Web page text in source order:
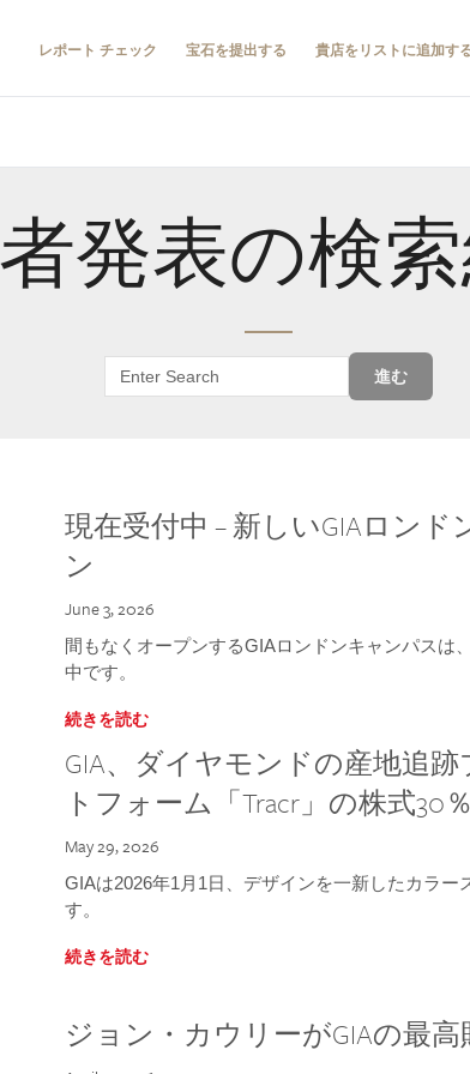
レポート チェック 宝石を提出する 貴店をリストに追加す
発表の検
進む
現在受付中 – 新しいGIAロン
ン
June 3, 2026
間もなくオープンするGIAロンドンキャンパスは
中です。
続きを読む
GIA、ダイヤモンドの産地追
トフォーム「Tracr」の株式30
May 29, 2026
GIAは2026年1月1日、デザインを一新したカラー
す。
続きを読む
ジョン・カウリーがGIAの最